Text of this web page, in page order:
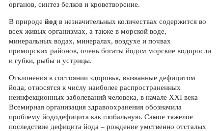
органов, синтез белков и кроветворение.
В природе йод в незначительных количествах содержится во
всех живых организмах, а также в морской воде,
минеральных водах, минералах, воздухе и почвах
приморских районов, очень богаты йодом морские водоросли
и губки, рыбы и устрицы.
Отклонения в состоянии здоровья, вызванные дефицитом
йода, относятся к числу наиболее распространенных
неинфекционных заболеваний человека, в начале XXI века
Всемирная организация здравоохранения обозначила
проблему йододефицита как глобальную. Самое тяжелое
последствие дефицита йода – рождение умственно отсталых